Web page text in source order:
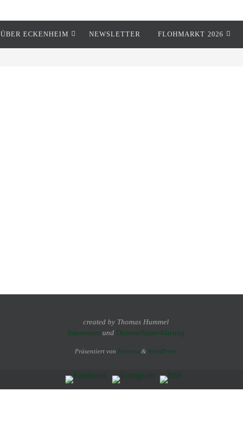
ÜBER ECKENHEIM NEWSLETTER FLOHMARKT 2026
created by Thomas Hummel
Impressum und Datenschutzerklärung
Präsentiert von Nirvana & WordPress.